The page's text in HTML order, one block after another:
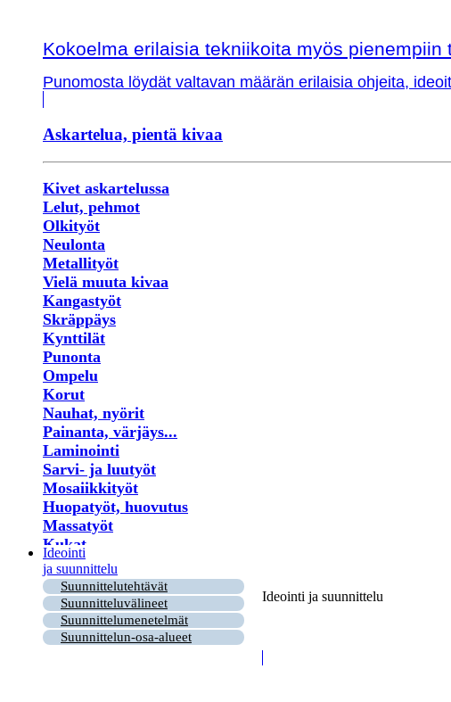
Kokoelma erilaisia tekniikoita myös pienempiin
Punomosta löydät valtavan määrän erilaisia ohjeita,
Askartelua, pientä kivaa
Kivet askartelussa
Lelut, pehmot
Olkityöt
Neulonta
Metallityöt
Vielä muuta kivaa
Kangastyöt
Skräppäys
Kynttilät
Punonta
Ompelu
Korut
Nauhat, nyörit
Painanta, värjäys...
Laminointi
Sarvi- ja luutyöt
Mosaiikkityöt
Huopatyöt, huovutus
Massatyöt
Kukat
Lastu- ja puutyöt
Virkkaus
Helmet
Puu- ja risutyöt
Paperi
Ideointi
ja suunnittelu
Suunnittelutehtävät
Suunnitteluvälineet
Suunnittelumenetelmät
Suunnittelun-osa-alueet
Ideointi ja suunnittelu